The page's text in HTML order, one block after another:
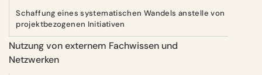
Schaffung eines systematischen Wandels anstelle von
projektbezogenen Initiativen
Nutzung von externem Fachwissen und
Netzwerken